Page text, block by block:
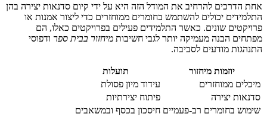
אחת הדרכים להרחיב את המודל הזה היא על ידי קיום סדנאות יצירה בהן
התלמידים יכולים להשתמש בחומרים ממוחזרים כדי ליצור אמנות או
פרויקטים שונים. כאשר התלמידים פעילים בפרויקטים כאלו, הם
מפתחים הבנה מעמיקה יותר לגבי חשיבות מיחזור בבית ספר ודפוסי
התנהגות מודעים לסביבה.
יוזמות מיחזור
תועלות
מיכלים ממוחזרים
עידוד מיון פסולת
סדנאות יצירה
פיתוח יצירתיות
שימוש בחומרים רב-פעמיים חיסכון בכסף ובמשאבים